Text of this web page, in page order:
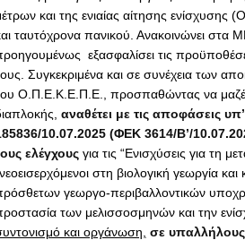
και της ενιαίας αίτησης ενίσχυσης
ταυτόχρονα πανικού. Ανακοινώνει στα
εξασφαλίσει τις
Συγκεκριμένα και σε συνέχεια των
Ο.Π.Ε.Κ.Ε.Π.Ε., προσπαθώντας να
αναθέτει με τις αποφάσεις
10.07.2025 (ΦΕΚ 3614/Β’/
ελέγχουςγια τις “Ενισχύσεις για τη
στη βιολογική γεωργία
γεωργο-περιβαλλοντικών
των μελισσοσμηνών και την
και οργάνωση, σε υπαλλήλους